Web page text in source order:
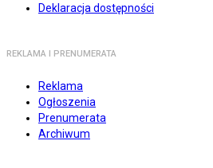
Deklaracja dostępności
REKLAMA I PRENUMERATA
Reklama
Ogłoszenia
Prenumerata
Archiwum